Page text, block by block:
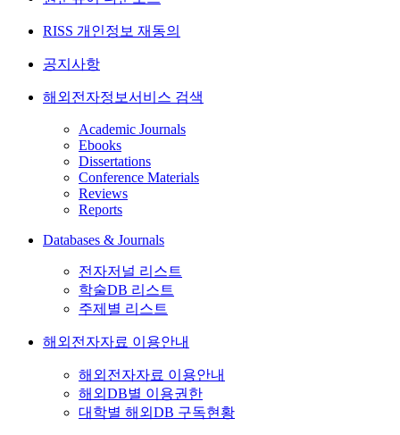
RISS 개인정보 재동의
공지사항
해외전자정보서비스 검색
Academic Journals
Ebooks
Dissertations
Conference Materials
Reviews
Reports
Databases & Journals
전자저널 리스트
학술DB 리스트
주제별 리스트
해외전자자료 이용안내
해외전자자료 이용안내
해외DB별 이용권한
대학별 해외DB 구독현황